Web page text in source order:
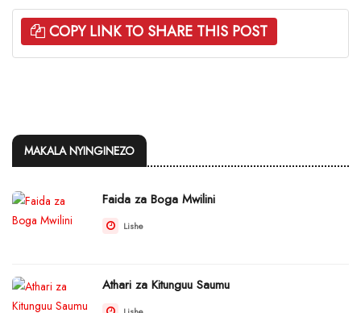
COPY LINK TO SHARE THIS POST
MAKALA NYINGINEZO
Faida za Boga Mwilini
Lishe
Athari za Kitunguu Saumu